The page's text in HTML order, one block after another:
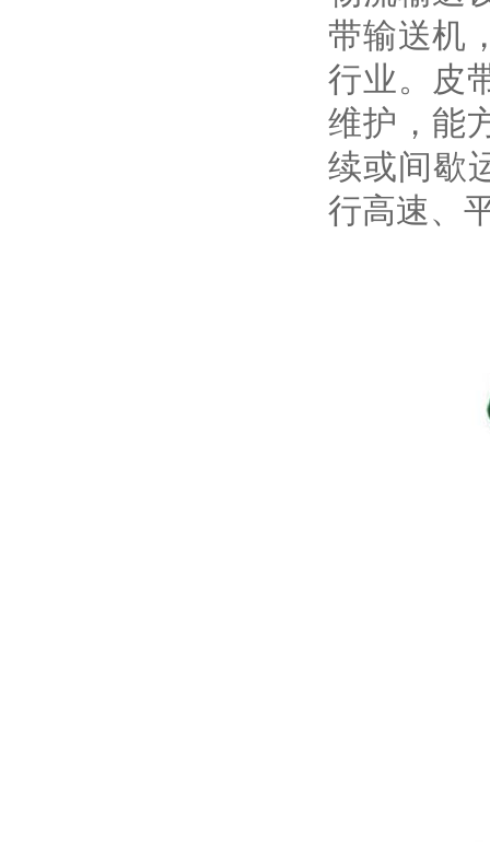
带输送机
行业。皮
维护，能
续或间歇
行高速、